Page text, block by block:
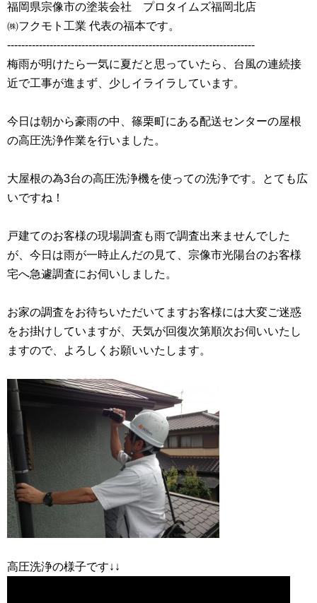
福岡県宗像市の塗装会社 プロタイムズ福岡北店
㈱フクモト工業 代表の福本です。
----------------------------------------------------------------------
梅雨が明けたら一気に夏だと思っていたら、台風の連続接
近で工事が進まず、少しイライラしています。
今日は朝から豪雨の中、篠栗町にある配送センターの屋根
の高圧洗浄作業を行いました。
大屋根の為3台の高圧洗浄機を使っての洗浄です。とても広
いですね！
戸建てのお客様の現場調査も雨で調査出来ませんでした
が、今日は雨が一時止んだの見て、宗像市光陽台のお客様
宅へ急遽調査にお伺いしました。
お家の調査をお待ちいただいてますお客様には大変ご迷惑
をお掛けしていますが、天気が回復次第順次お伺いいたし
ますので、よろしくお願いいたします。